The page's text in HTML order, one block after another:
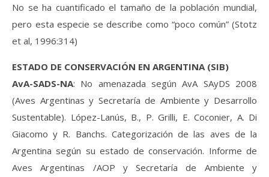
No se ha cuantificado el tamaño de la población mundial,
pero esta especie se describe como “poco común” (Stotz
et al, 1996:314)
ESTADO DE CONSERVACIÓN EN ARGENTINA (SIB)
AvA-SADS-NA: No amenazada según AvA SAyDS 2008
(Aves Argentinas y Secretaría de Ambiente y Desarrollo
Sustentable). López-Lanús, B., P. Grilli, E. Coconier, A. Di
Giacomo y R. Banchs. Categorización de las aves de la
Argentina según su estado de conservación. Informe de
Aves Argentinas /AOP y Secretaría de Ambiente y